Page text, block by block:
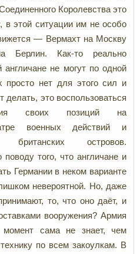
Королевства это
этой ситуации им не особо
— Вермахт на Москву
Берлин. Как-то реально
не могут по одной
нет для этого сил и
делать, это воспользоваться
своих позиций на
военных действий и
британских островов.
того, что англичане и
Германии в неком варианте
невероятной. Но, даже
то, что оно даёт, и
вооружения? Армия
момент сама не знает, чем
по всем закоулкам. В